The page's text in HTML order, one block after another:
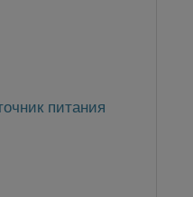
питания